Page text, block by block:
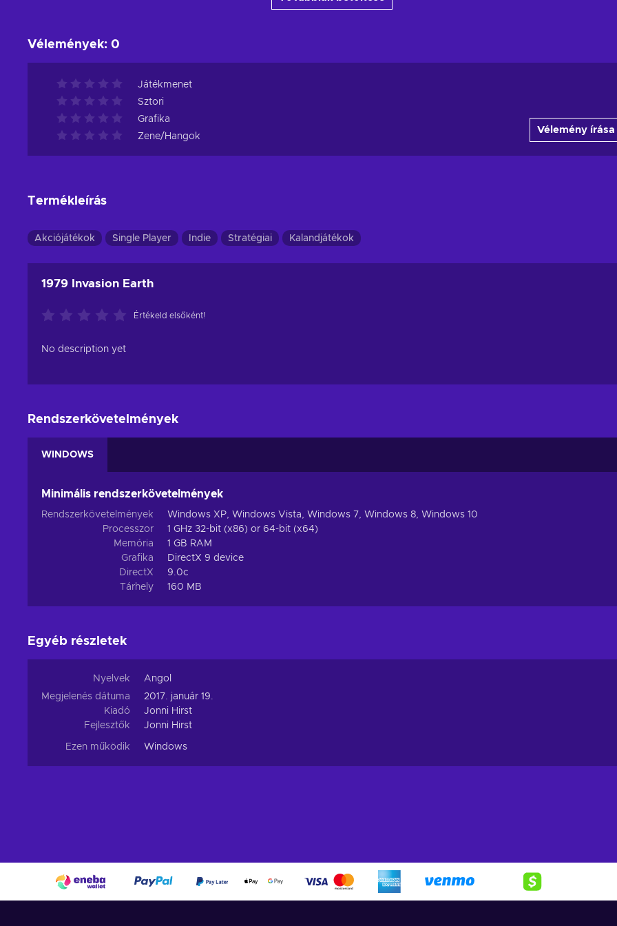
Vélemények: 0
Játékmenet
Sztori
Grafika
Zene/Hangok
Vélemény írása
Termékleírás
Akciójátékok Single Player Indie Stratégiai Kalandjátékok
1979 Invasion Earth
Értékeld elsőként!
No description yet
Rendszerkövetelmények
WINDOWS
Minimális rendszerkövetelmények
Rendszerkövetelmények
Windows XP, Windows Vista, Windows 7, Windows 8, Windows 10
Processzor
1 GHz 32-bit (x86) or 64-bit (x64)
Memória
1 GB RAM
Grafika
DirectX 9 device
DirectX
9.0c
Tárhely
160 MB
Egyéb részletek
Nyelvek
Angol
Megjelenés dátuma
2017. január 19.
Kiadó
Jonni Hirst
Fejlesztők
Jonni Hirst
Ezen működik Windows